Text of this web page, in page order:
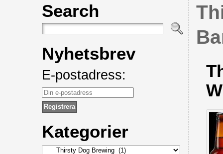
Search
Nyhetsbrev
E-postadress:
Kategorier
Kategorier